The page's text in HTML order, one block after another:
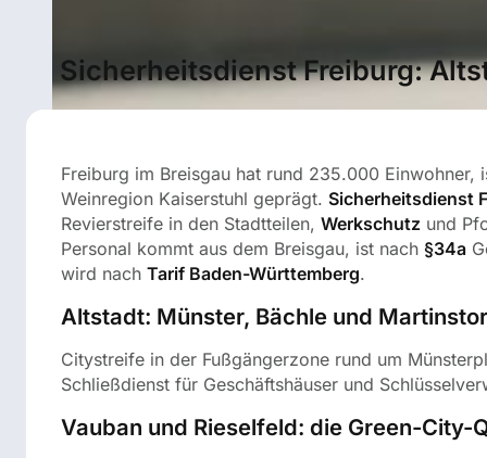
Sicherheitsdienst Freiburg:
Freiburg im Breisgau hat rund 235.000
Weinregion Kaiserstuhl geprägt. Sicherheitsdienst
Revierstreife in den Stadtteilen, Werkschutz und
Personal kommt aus dem Breisgau, ist nach §34a
wird nach Tarif Baden-Württemberg.
Altstadt: Münster, Bächle und Martinstor
Citystreife in der Fußgängerzone rund um
Schließdienst für Geschäftshäuser und
Vauban und Rieselfeld: die Green-City-